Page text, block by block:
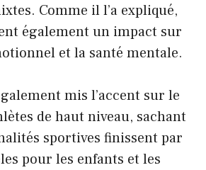
Comme il l’a expliqué,
également un impact sur
et la santé mentale.
mis l’accent sur le
de haut niveau, sachant
sportives finissent par
pour les enfants et les